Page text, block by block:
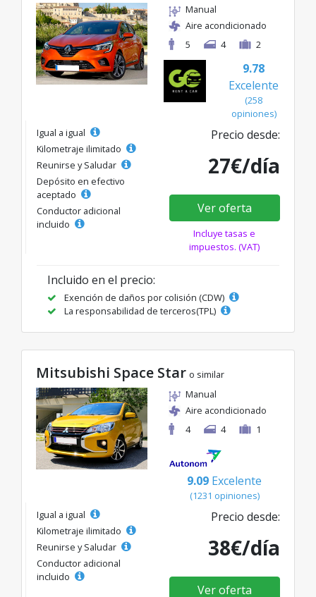
Manual
Aire acondicionado
5
4 2
9.78
Excelente
(258
opiniones)
Igual a igual
Kilometraje ilimitado
Reunirse y Saludar
Depósito en efectivo
aceptado
Conductor adicional
incluido
Precio desde:
27€/día
Ver oferta
Incluye tasas e
impuestos. (VAT)
Incluido en el precio:
Exención de daños por colisión (CDW)
La responsabilidad de terceros(TPL)
Mitsubishi Space Star o similar
Manual
Aire acondicionado
4
4 1
9.09 Excelente
(1231 opiniones)
Igual a igual
Kilometraje ilimitado
Reunirse y Saludar
Conductor adicional
incluido
Precio desde:
38€/día
Ver oferta